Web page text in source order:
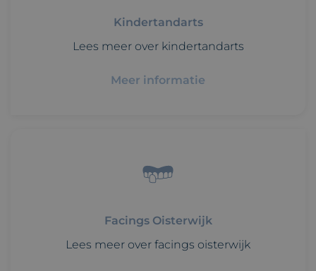
Kindertandarts
Lees meer over kindertandarts
Meer informatie
Facings Oisterwijk
Lees meer over facings oisterwijk